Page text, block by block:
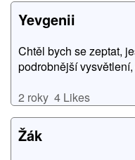
Yevgenii
Chtěl bych se zeptat,
podrobnější
2 roky 4 Likes
Žák